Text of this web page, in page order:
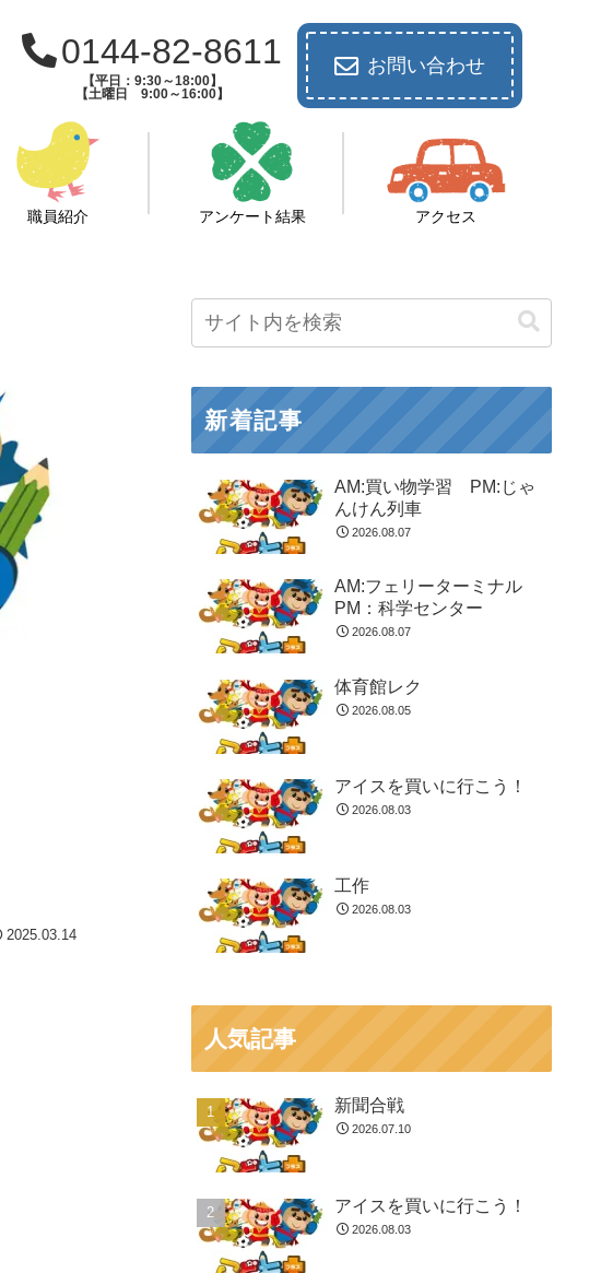
0144-82-8611
【平日：9:30～18:00】
【土曜日 9:00～16:00】
お問い合わせ
職員紹介 アンケート結果 アクセス
2025.03.14
新着記事
AM:買い物学習 PM:じゃ
んけん列車
2026.08.07
AM:フェリーターミナル
PM：科学センター
2026.08.07
体育館レク
2026.08.05
アイスを買いに行こう！
2026.08.03
工作
2026.08.03
人気記事
新聞合戦
2026.07.10
アイスを買いに行こう！
2026.08.03